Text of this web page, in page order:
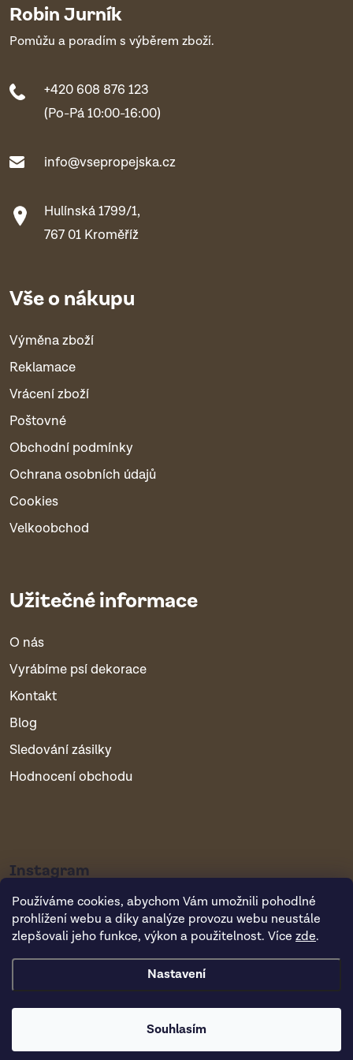
Používáme cookies, abychom Vám umožnili pohodlné
prohlížení webu a díky analýze provozu webu neustále
zlepšovali jeho funkce, výkon a použitelnost. Více zde.
Nastavení
Souhlasím
Robin Jurník
Pomůžu a poradím s výběrem zboží.
+420 608 876 123
(Po-Pá 10:00-16:00)
info@vsepropejska.cz
Hulínská 1799/1,
767 01 Kroměříž
Vše o nákupu
Výměna zboží
Reklamace
Vrácení zboží
Poštovné
Obchodní podmínky
Ochrana osobních údajů
Cookies
Velkoobchod
Užitečné informace
O nás
Vyrábíme psí dekorace
Kontakt
Blog
Sledování zásilky
Hodnocení obchodu
Instagram
Copyright 2026Vsepropejska.cz. Všechna práva vyhrazena.